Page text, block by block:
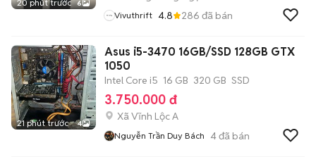
20 phút trước 6
Vivuthrift 4.8 286 đã bán
21 phút trước 4
Asus i5-3470 16GB/SSD 128GB GTX
1050
Intel Core i5 16 GB 320 GB SSD
3.750.000 đ
Xã Vĩnh Lộc A
Nguyễn Trần Duy Bách 4đã bán